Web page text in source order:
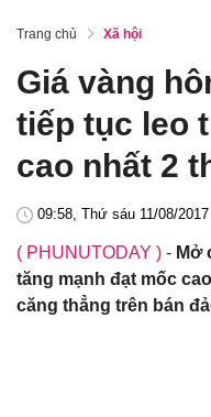
Trang chủ Xã hội
Giá vàng
tiếp tục leo
cao nhất 2
09:58, Thứ sáu 11/08/2017
( PHUNUTODAY ) - Mở
tăng mạnh đạt mốc
căng thẳng trên bán